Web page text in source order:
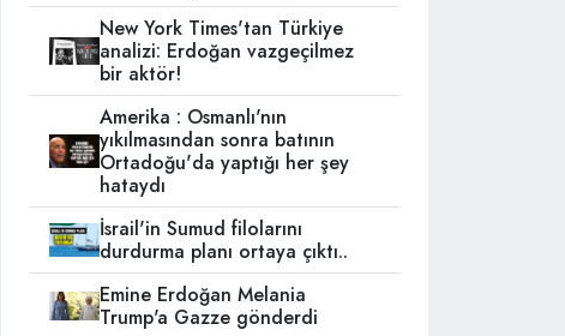
New York Times'tan Türkiye
analizi: Erdoğan vazgeçilmez
bir aktör!
Amerika : Osmanlı'nın
yıkılmasından sonra batının
Ortadoğu'da yaptığı her şey
hataydı
İsrail'in Sumud filolarını
durdurma planı ortaya çıktı..
Emine Erdoğan Melania
Trump'a Gazze gönderdi